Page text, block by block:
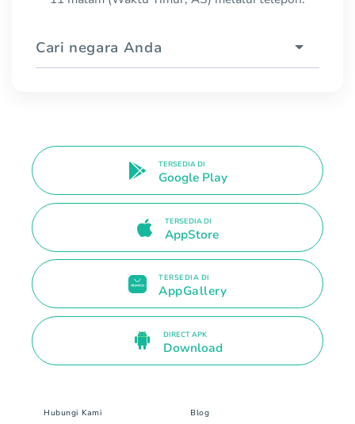
Cari negara Anda
TERSEDIA DI
Google Play
TERSEDIA DI
AppStore
TERSEDIA DI
AppGallery
DIRECT APK
Download
Hubungi Kami Blog